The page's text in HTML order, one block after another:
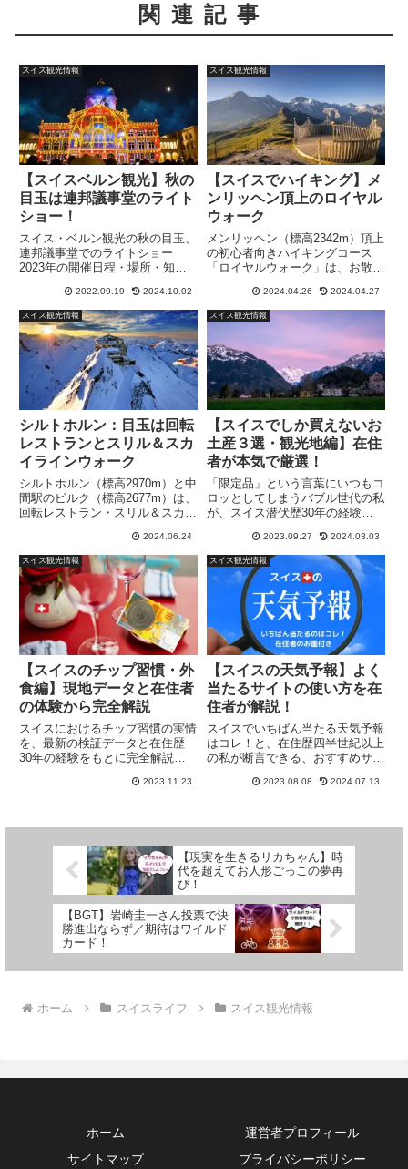
関連記事
スイス観光情報
【スイスベルン観光】秋の
目玉は連邦議事堂のライト
ショー！
スイス・ベルン観光の秋の目玉、
連邦議事堂でのライトショー
2023年の開催日程・場所・知っ
と〜っても素敵なショーなので、
機会があればぜひお立ち寄りくだ
さい♪ 本当にオススメ！
2022.09.19 2024.10.02
スイス観光情報
【スイスでハイキング】メ
ンリッヘン頂上のロイヤル
ウォーク
メンリッヘン（標高2342m）頂上
の初心者向きハイキングコース
「ロイヤルウォーク」は、お散歩
ンヒ・ユングフラウ三峰とベルナ
ーアルプスの山並みを見渡せる絶
景ルート。スイス在住ハイカーが
詳細をご紹介します。
2024.04.26 2024.04.27
スイス観光情報
シルトホルン：目玉は回転
レストランとスリル＆スカ
イラインウォーク
シルトホルン（標高2970m）と中
間駅のビルク（標高2677m）は、
回転レストラン・スリル＆スカイ
ンヒ・ユンングフラウのパノラマ
を楽しめる観光地。スイス在住者
がおでかけ紀行と役立つ情報をご
案内します。
2024.06.24
スイス観光情報
【スイスでしか買えないお
土産３選・観光地編】在住
者が本気で厳選！
「限定品」という言葉にいつもコ
ロッとしてしまうバブル世代の私
が、スイス潜伏歴30年の経験を
でしか手に入らないお土産品3
点」を、ご紹介します。
2023.09.27 2024.03.03
スイス観光情報
【スイスのチップ習慣・外
食編】現地データと在住者
の体験から完全解説
スイスにおけるチップ習慣の実情
を、最新の検証データと在住歴
30年の経験をもとに完全解説。
外食する際にチップへの対応で困
2023.11.23
スイス観光情報
【スイスの天気予報】よく
当たるサイトの使い方を在
住者が解説！
スイスでいちばん当たる天気予報
はコレ！と、在住歴四半世紀以上
の私が断言できる、おすすめサイ
旅行の際にお役立てください🎵山
スの天気予報は、あまり当てに
な...
2023.08.08 2024.07.13
【現実を生きるリカちゃん】時
代を超えてお人形ごっこの夢再
び！
【BGT】岩崎圭一さん投票で決
勝進出ならず／期待はワイルド
カード！
ホーム スイスライフ スイス観光情報
ホーム
運営者プロフィール
サイトマップ
プライバシーポリシー